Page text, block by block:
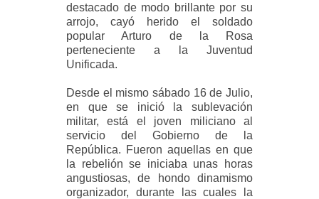
destacado de modo brillante por su
arrojo, cayó herido el soldado
popular Arturo de la Rosa
perteneciente a la Juventud
Unificada.
Desde el mismo sábado 16 de Julio,
en que se inició la sublevación
militar, está el joven miliciano al
servicio del Gobierno de la
República. Fueron aquellas en que
la rebelión se iniciaba unas horas
angustiosas, de hondo dinamismo
organizador, durante las cuales la